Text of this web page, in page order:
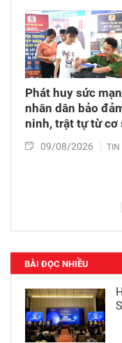
Phát huy sức
nhân dân bảo
ninh, trật tự từ cơ
09/08/2026 TIN
BÀI ĐỌC NHIỀU